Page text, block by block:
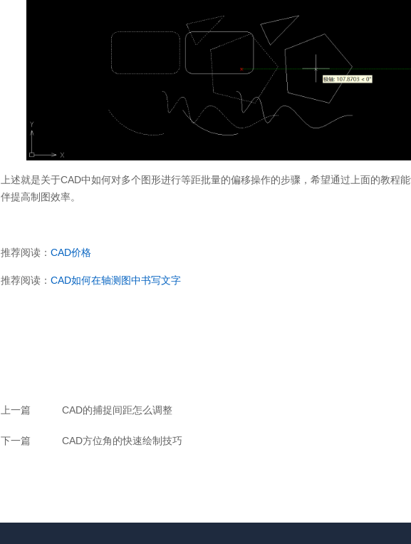
上述就是关于CAD中如何对多个图形进行等距批量的偏移操作的步骤，希望通过上面的教程
伴提高制图效率。
推荐阅读： CAD价格
推荐阅读： CAD如何在轴测图中书写文字
上一篇 CAD的捕捉间距怎么调整
下一篇 CAD方位角的快速绘制技巧